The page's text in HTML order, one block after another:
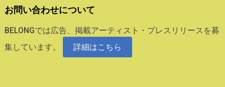
お問い合わせについて
BELONGでは広告、掲載アーティスト・プレスリリースを募
集しています。
詳細はこちら